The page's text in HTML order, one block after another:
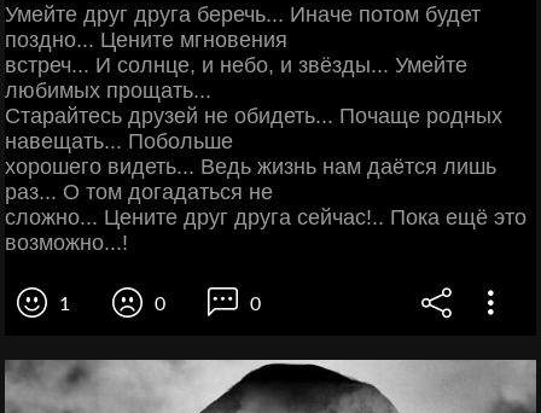
Умейте друг друга беречь... Иначе потом будет
поздно... Цените мгновения
встреч... И солнце, и небо, и звёзды... Умейте
любимых прощать...
Старайтесь друзей не обидеть... Почаще родных
навещать... Побольше
хорошего видеть... Ведь жизнь нам даётся лишь
раз... О том догадаться не
сложно... Цените друг друга сейчас!.. Пока ещё это
возможно...!
1 0 0